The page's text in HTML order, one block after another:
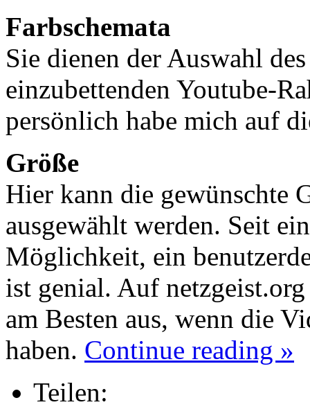
Farbschemata
Sie dienen der Auswahl
einzubettenden Youtube-
persönlich habe mich auf
Größe
Hier kann die gewünschte
ausgewählt werden. Seit
Möglichkeit, ein
ist genial. Auf
am Besten aus, wenn die
haben. Continue reading »
Teilen: